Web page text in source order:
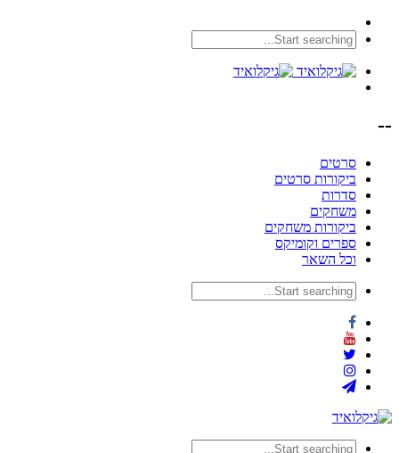
--
סרטים
ביקורות סרטים
סדרות
משחקים
ביקורות משחקים
ספרים וקומיקס
וכל השאר